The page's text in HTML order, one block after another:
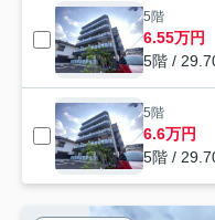
5階
6.55万円
5階 /
5階
6.6万円
5階 /